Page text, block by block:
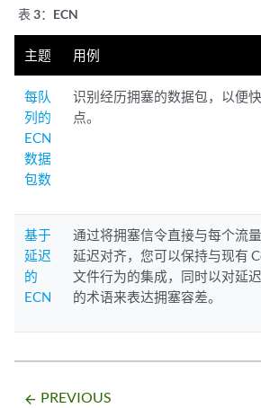
表 3： ECN
主题 用例
每队
列的
ECN
数据
包数
识别经历拥塞的数据包，以便
点。
基于
延迟
的
ECN
通过将拥塞信令直接与每个流
延迟对齐，您可以保持与现有
文件行为的集成，同时以对延
的术语来表达拥塞容差。
arrow_backward PREVIOUS